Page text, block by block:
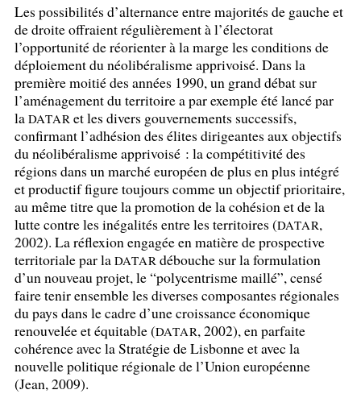
Les possibilités d’alternance entre majorités de gauche et
de droite offraient régulièrement à l’électorat
l’opportunité de réorienter à la marge les conditions de
déploiement du néolibéralisme apprivoisé. Dans la
première moitié des années 1990, un grand débat sur
l’aménagement du territoire a par exemple été lancé par
la DATAR et les divers gouvernements successifs,
confirmant l’adhésion des élites dirigeantes aux objectifs
du néolibéralisme apprivoisé : la compétitivité des
régions dans un marché européen de plus en plus intégré
et productif figure toujours comme un objectif prioritaire,
au même titre que la promotion de la cohésion et de la
lutte contre les inégalités entre les territoires (DATAR,
2002). La réflexion engagée en matière de prospective
territoriale par la DATAR débouche sur la formulation
d’un nouveau projet, le “polycentrisme maillé”, censé
faire tenir ensemble les diverses composantes régionales
du pays dans le cadre d’une croissance économique
renouvelée et équitable (DATAR, 2002), en parfaite
cohérence avec la Stratégie de Lisbonne et avec la
nouvelle politique régionale de l’Union européenne
(Jean, 2009).